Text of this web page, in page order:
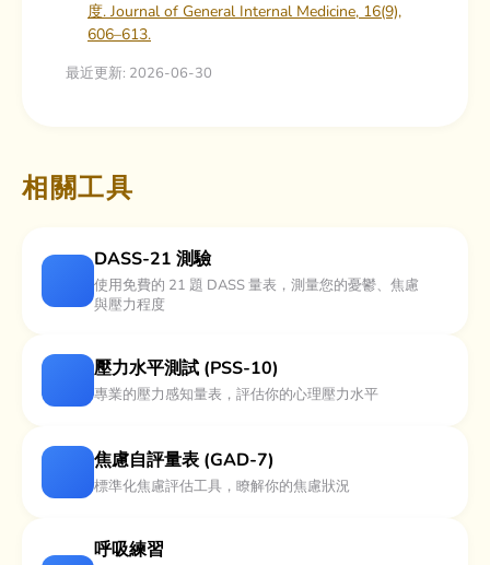
度. Journal of General Internal Medicine, 16(9),
606–613.
最近更新: 2026-06-30
相關工具
DASS-21 測驗
使用免費的 21 題 DASS 量表，測量您的憂鬱、焦慮
與壓力程度
壓力水平測試 (PSS-10)
專業的壓力感知量表，評估你的心理壓力水平
焦慮自評量表 (GAD-7)
標準化焦慮評估工具，瞭解你的焦慮狀況
呼吸練習